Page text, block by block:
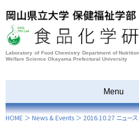
Laboratory of Food Chemistry Department of
Welfare Science Okayama Prefectural University
Menu
HOME ＞News & Events ＞ 2016.10.27 ニュース